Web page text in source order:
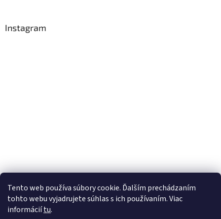
Tento web používa súbory cookie. Ďalším prechádzaním
tohto webu vyjadrujete súhlas s ich používaním. Viac
informáciítu.
Instagram
Sledovat na Instagramu